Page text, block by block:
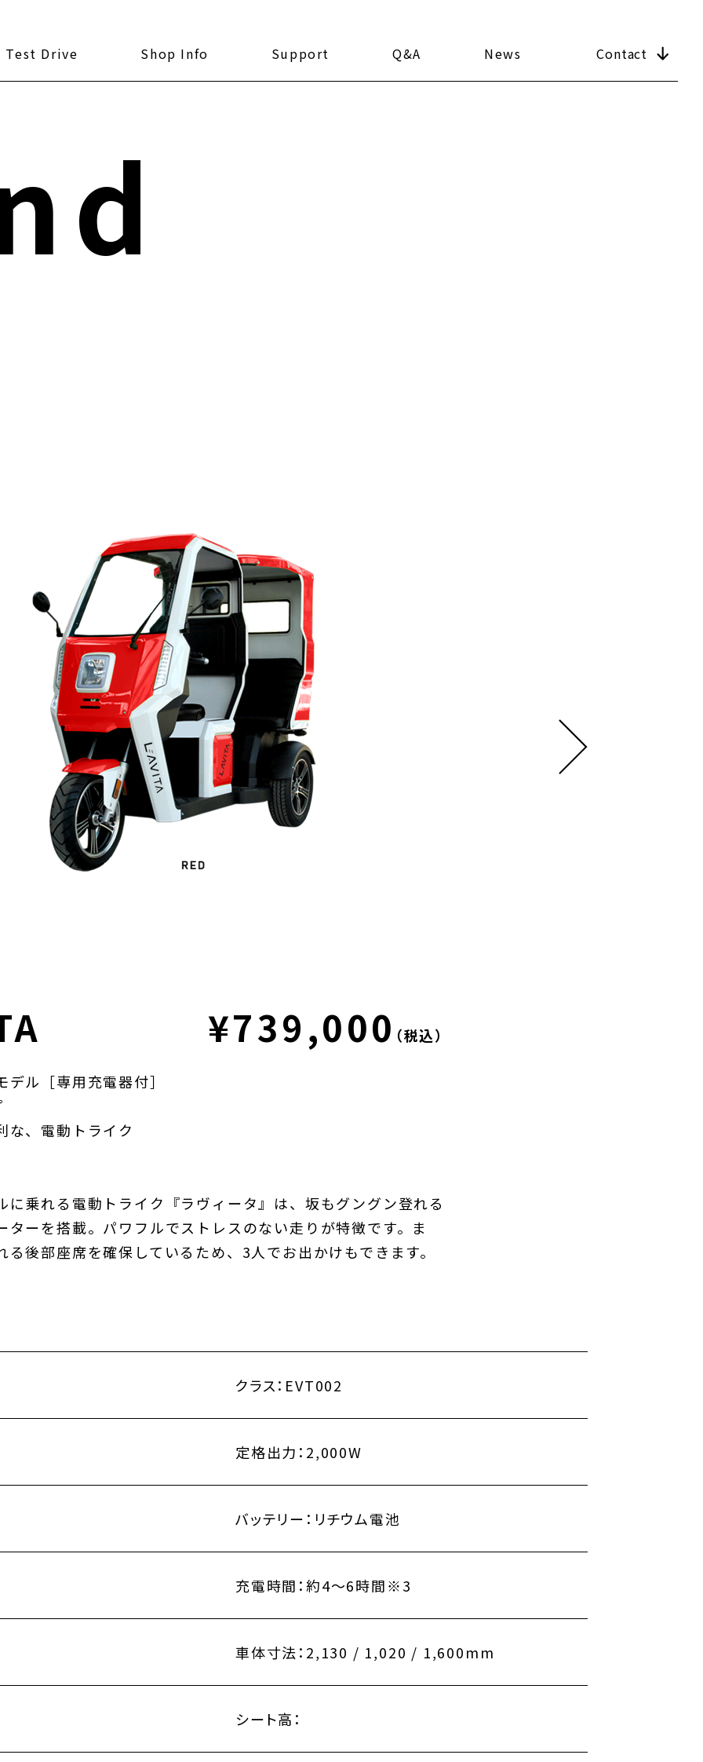
Test Drive Shop Info Support Q&A News Contact
¥739,000（税込）
ル［専用充電器付］
な、電動トライク
に乗れる電動トライク『ラヴィータ』は、坂もグングン登れる
ターを搭載。パワフルでストレスのない走りが特徴です。ま
る後部座席を確保しているため、3人でお出かけもできます。
クラス： EVT002
定格出力： 2,000W
バッテリー： リチウム電池
充電時間：約4～6時間※3
車体寸法： 2,130 / 1,020 / 1,600mm
シート高：